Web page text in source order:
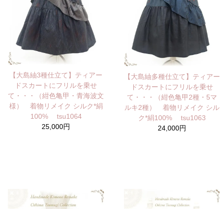
【大島紬3種仕立て】ティアー
ドスカートにフリルを乗せ
て・・・（紺色亀甲・青海波文
様） 着物リメイク シルク*絹
100% tsu1064
25,000円
【大島紬多種仕立て】ティアー
ドスカートにフリルを乗せ
て・・・（紺色亀甲2種・5マ
ルキ2種） 着物リメイク シル
ク*絹100% tsu1063
24,000円